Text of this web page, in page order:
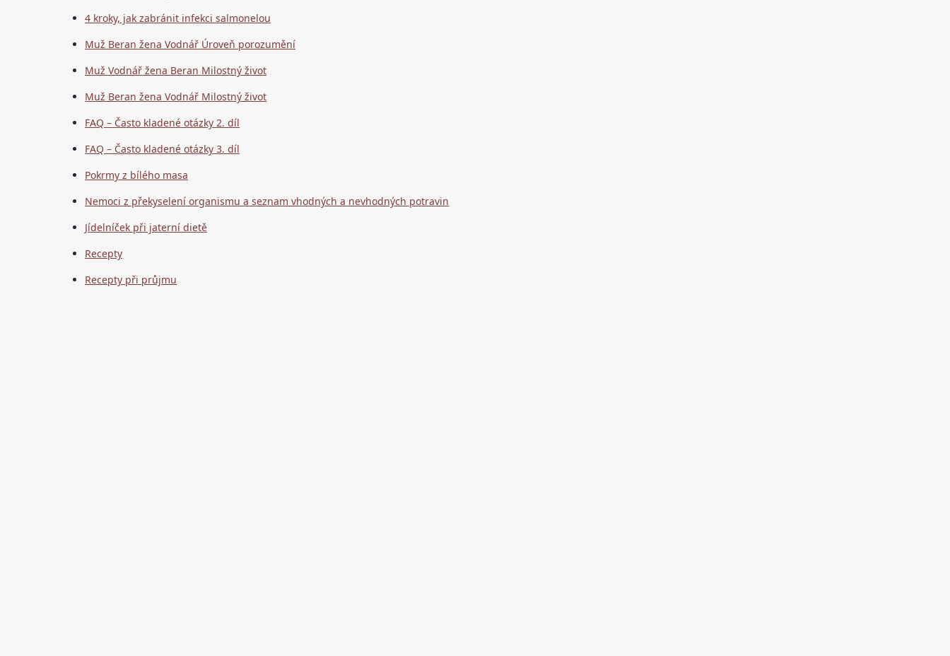
4 kroky, jak zabránit infekci salmonelou
Muž Beran žena Vodnář Úroveň porozumění
Muž Vodnář žena Beran Milostný život
Muž Beran žena Vodnář Milostný život
FAQ – Často kladené otázky 2. díl
FAQ – Často kladené otázky 3. díl
Pokrmy z bílého masa
Nemoci z překyselení organismu a seznam vhodných a nevhodných potravin
Jídelníček při jaterní dietě
Recepty
Recepty při průjmu